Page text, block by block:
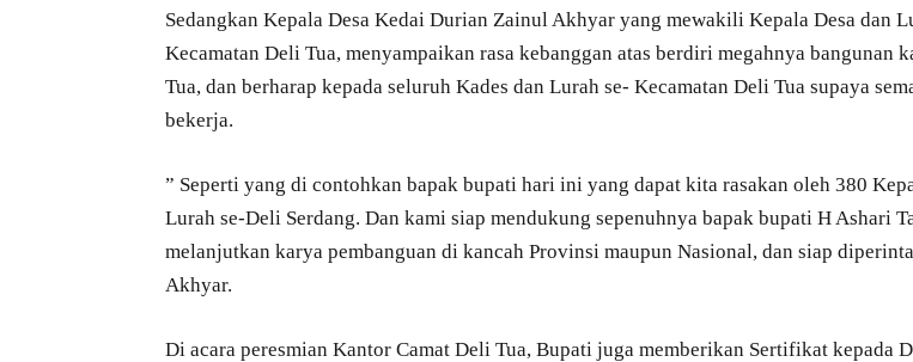
Sedangkan Kepala Desa Kedai Durian Zainul Akhyar yang mewakili Kepala Desa dan
Kecamatan Deli Tua, menyampaikan rasa kebanggan atas berdiri megahnya bangunan
Tua, dan berharap kepada seluruh Kades dan Lurah se- Kecamatan Deli Tua supaya
bekerja.
” Seperti yang di contohkan bapak bupati hari ini yang dapat kita rasakan oleh 380
Lurah se-Deli Serdang. Dan kami siap mendukung sepenuhnya bapak bupati H Ashari
melanjutkan karya pembanguan di kancah Provinsi maupun Nasional, dan siap
Akhyar.
Di acara peresmian Kantor Camat Deli Tua, Bupati juga memberikan Sertifikat kepada